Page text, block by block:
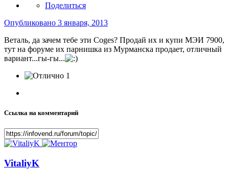
Поделиться
Опубликовано 3 января, 2013
Веталь, да зачем тебе эти Coges? Продай их и купи МЭИ 7900,
тут на форуме их парнишка из Мурманска продает, отличный
вариант...гы-гы...
1
Ссылка на комментарий
VitaliyK